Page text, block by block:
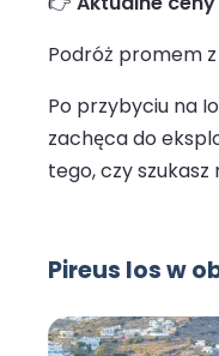
Podróż promem z
Po przybyciu na
zachęca do
tego, czy
Pireus Ios w